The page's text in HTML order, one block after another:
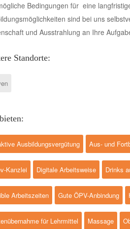
Bedingungen für eine
sind bei uns
und Ausstrahlung an Ihre
Standorte:
Ausbildungsvergütung Aus- und
Kanzlei Digitale Arbeitsweise Drinks
Arbeitszeiten Gute ÖPV-Anbindung
für Lehrmittel Massage